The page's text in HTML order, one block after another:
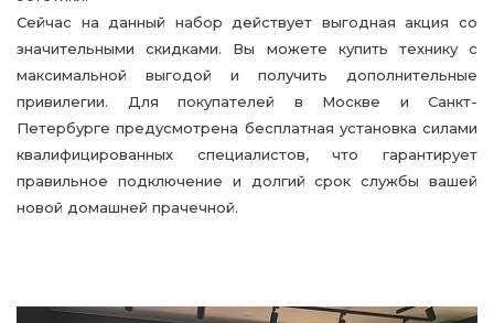
Сейчас на данный набор действует выгодная акция со
значительными скидками. Вы можете купить технику с
максимальной выгодой и получить дополнительные
привилегии. Для покупателей в Москве и Санкт-
Петербурге предусмотрена бесплатная установка силами
квалифицированных специалистов, что гарантирует
правильное подключение и долгий срок службы вашей
новой домашней прачечной.